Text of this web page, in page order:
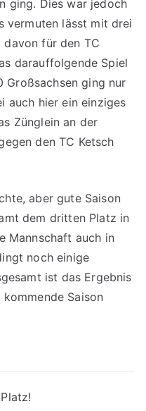
ging. Dies war jedoch
vermuten lässt mit drei
für den TC
darauffolgende Spiel
Großsachsen ging nur
auch hier ein einziges
Zünglein an der
den TC Ketsch
aber gute Saison
dem dritten Platz in
Mannschaft auch in
noch einige
ist das Ergebnis
Saison